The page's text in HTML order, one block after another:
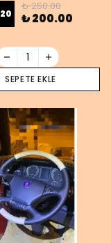
20
₺ 250.00
₺ 200.00
SEPETE EKLE